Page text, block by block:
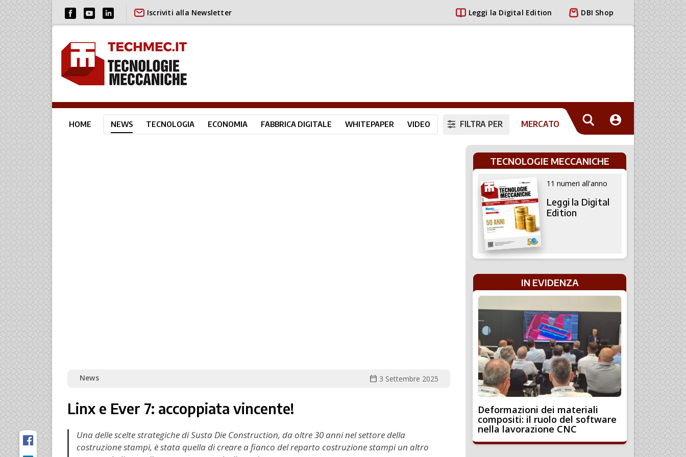
Iscriviti alla Newsletter Leggi la Digital Edition DBI Shop
HOME NEWS TECNOLOGIA ECONOMIA FABBRICA DIGITALE WHITEPAPER VIDEO FILTRA PER MERCATO
News calendar_today 3 Settembre 2025
Linx e Ever 7: accoppiata vincente!
Una delle scelte strategiche di Susta Die Construction, da oltre 30 anni nel settore della
costruzione stampi, è stata quella di creare a fianco del reparto costruzione stampi un altro
TECNOLOGIE MECCANICHE
11 numeri all'anno
Leggi la Digital
Edition
IN EVIDENZA
Deformazioni dei materiali
compositi: il ruolo del software
nella lavorazione CNC